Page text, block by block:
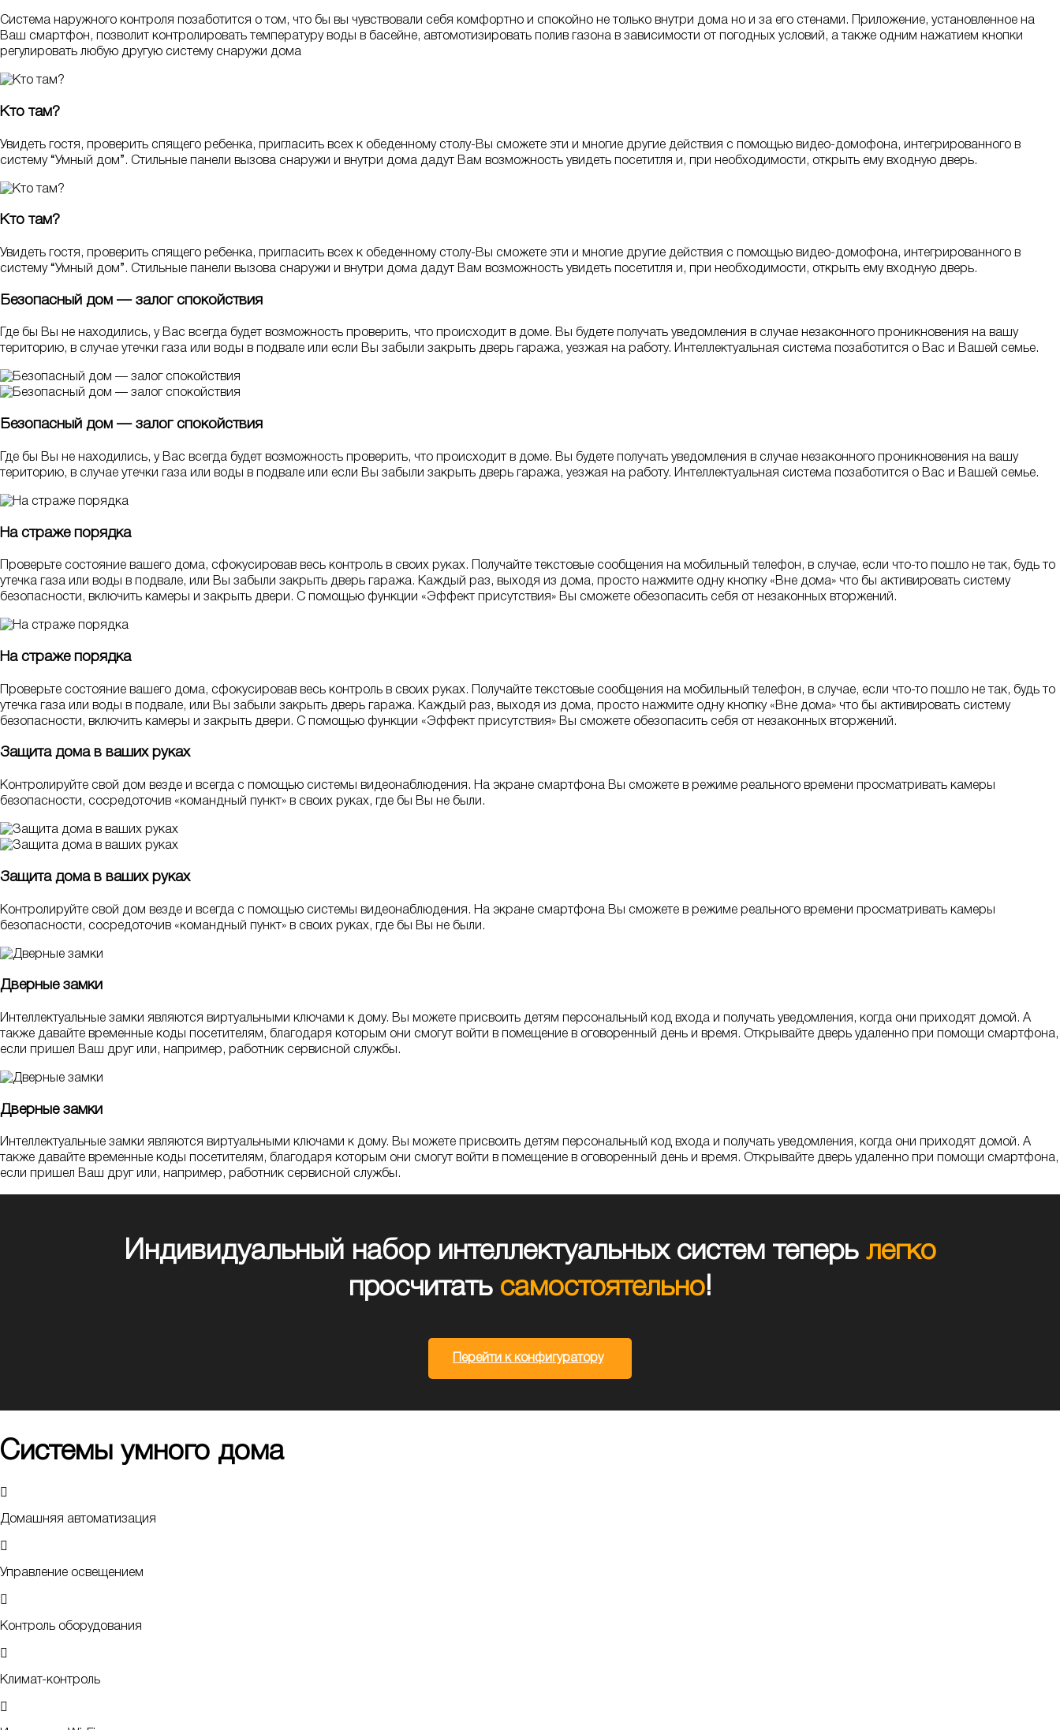
Система наружного контроля позаботится о том, что бы вы чувствовали себя комфортно и спокойно не только внутри дома но и за его стенами. Приложение, установленное на
Ваш смартфон, позволит контролировать температуру воды в басейне, автомотизировать полив газона в зависимости от погодных условий, а также одним нажатием кнопки
регулировать любую другую систему снаружи дома
Кто там?
Увидеть гостя, проверить спящего ребенка, пригласить всех к обеденному столу-Вы сможете эти и многие другие действия с помощью видео-домофона, интегрированного в
систему “Умный дом”. Стильные панели вызова снаружи и внутри дома дадут Вам возможность увидеть посетитля и, при необходимости, открыть ему входную дверь.
Кто там?
Увидеть гостя, проверить спящего ребенка, пригласить всех к обеденному столу-Вы сможете эти и многие другие действия с помощью видео-домофона, интегрированного в
систему “Умный дом”. Стильные панели вызова снаружи и внутри дома дадут Вам возможность увидеть посетитля и, при необходимости, открыть ему входную дверь.
Безопасный дом — залог спокойствия
Где бы Вы не находились, у Вас всегда будет возможность проверить, что происходит в доме. Вы будете получать уведомления в случае незаконного проникновения на вашу
територию, в случае утечки газа или воды в подвале или если Вы забыли закрыть дверь гаража, уезжая на работу. Интеллектуальная система позаботится о Вас и Вашей семье.
Безопасный дом — залог спокойствия
Где бы Вы не находились, у Вас всегда будет возможность проверить, что происходит в доме. Вы будете получать уведомления в случае незаконного проникновения на вашу
територию, в случае утечки газа или воды в подвале или если Вы забыли закрыть дверь гаража, уезжая на работу. Интеллектуальная система позаботится о Вас и Вашей семье.
На страже порядка
Проверьте состояние вашего дома, сфокусировав весь контроль в своих руках. Получайте текстовые сообщения на мобильный телефон, в случае, если что-то пошло не так, будь то
утечка газа или воды в подвале, или Вы забыли закрыть дверь гаража. Каждый раз, выходя из дома, просто нажмите одну кнопку «Вне дома» что бы активировать систему
безопасности, включить камеры и закрыть двери. С помощью функции «Эффект присутствия» Вы сможете обезопасить себя от незаконных вторжений.
На страже порядка
Проверьте состояние вашего дома, сфокусировав весь контроль в своих руках. Получайте текстовые сообщения на мобильный телефон, в случае, если что-то пошло не так, будь то
утечка газа или воды в подвале, или Вы забыли закрыть дверь гаража. Каждый раз, выходя из дома, просто нажмите одну кнопку «Вне дома» что бы активировать систему
безопасности, включить камеры и закрыть двери. С помощью функции «Эффект присутствия» Вы сможете обезопасить себя от незаконных вторжений.
Защита дома в ваших руках
Контролируйте свой дом везде и всегда с помощью системы видеонаблюдения. На экране смартфона Вы сможете в режиме реального времени просматривать камеры
безопасности, сосредоточив «командный пункт» в своих руках, где бы Вы не были.
Защита дома в ваших руках
Контролируйте свой дом везде и всегда с помощью системы видеонаблюдения. На экране смартфона Вы сможете в режиме реального времени просматривать камеры
безопасности, сосредоточив «командный пункт» в своих руках, где бы Вы не были.
Дверные замки
Интеллектуальные замки являются виртуальными ключами к дому. Вы можете присвоить детям персональный код входа и получать уведомления, когда они приходят домой. А
также давайте временные коды посетителям, благодаря которым они смогут войти в помещение в оговоренный день и время. Открывайте дверь удаленно при помощи смартфона,
если пришел Ваш друг или, например, работник сервисной службы.
Дверные замки
Интеллектуальные замки являются виртуальными ключами к дому. Вы можете присвоить детям персональный код входа и получать уведомления, когда они приходят домой. А
также давайте временные коды посетителям, благодаря которым они смогут войти в помещение в оговоренный день и время. Открывайте дверь удаленно при помощи смартфона,
если пришел Ваш друг или, например, работник сервисной службы.
Индивидуальный набор интеллектуальных систем теперь легко
просчитать самостоятельно!
Перейти к конфигуратору
Системы умного дома
Домашняя автоматизация
Управление освещением
Контроль оборудования
Климат-контроль